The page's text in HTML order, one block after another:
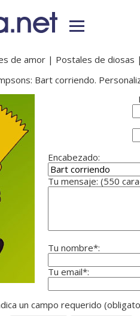
de amor | Postales de diosas
Bart corriendo.
Encabezado:
Tu mensaje: (550
Tu nombre*:
Tu email*:
un campo requerido